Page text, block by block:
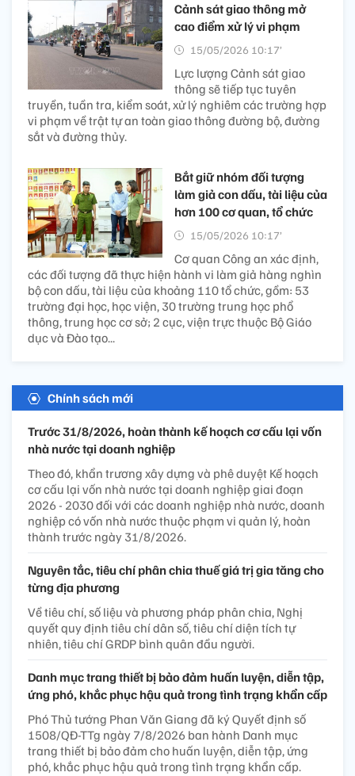
Cảnh sát giao thông mở
cao điểm xử lý vi phạm
15/05/2026 10:17’
Lực lượng Cảnh sát giao
thông sẽ tiếp tục tuyên
truyền, tuần tra, kiểm soát, xử lý nghiêm các trường hợp
vi phạm về trật tự an toàn giao thông đường bộ, đường
sắt và đường thủy.
Bắt giữ nhóm đối tượng
làm giả con dấu, tài liệu của
hơn 100 cơ quan, tổ chức
15/05/2026 10:17’
Cơ quan Công an xác định,
các đối tượng đã thực hiện hành vi làm giả hàng nghìn
bộ con dấu, tài liệu của khoảng 110 tổ chức, gồm: 53
trường đại học, học viện, 30 trường trung học phổ
thông, trung học cơ sở; 2 cục, viện trực thuộc Bộ Giáo
dục và Đào tạo...
Chính sách mới
Trước 31/8/2026, hoàn thành kế hoạch cơ cấu lại vốn
nhà nước tại doanh nghiệp
Theo đó, khẩn trương xây dựng và phê duyệt Kế hoạch
cơ cấu lại vốn nhà nước tại doanh nghiệp giai đoạn
2026 - 2030 đối với các doanh nghiệp nhà nước, doanh
nghiệp có vốn nhà nước thuộc phạm vi quản lý, hoàn
thành trước ngày 31/8/2026.
Nguyên tắc, tiêu chí phân chia thuế giá trị gia tăng cho
từng địa phương
Về tiêu chí, số liệu và phương pháp phân chia, Nghị
quyết quy định tiêu chí dân số, tiêu chí diện tích tự
nhiên, tiêu chí GRDP bình quân đầu người.
Danh mục trang thiết bị bảo đảm huấn luyện, diễn tập,
ứng phó, khắc phục hậu quả trong tình trạng khẩn cấp
Phó Thủ tướng Phan Văn Giang đã ký Quyết định số
1508/QĐ-TTg ngày 7/8/2026 ban hành Danh mục
trang thiết bị bảo đảm cho huấn luyện, diễn tập, ứng
phó, khắc phục hậu quả trong tình trạng khẩn cấp.